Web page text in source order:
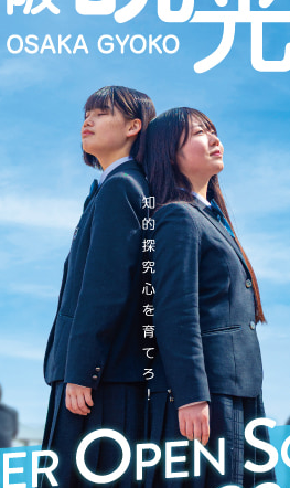
Vもしとは
会場テスト
最新受験ニュース
入試情報
自宅受験
高校入試必勝マニュアル
書籍紹介